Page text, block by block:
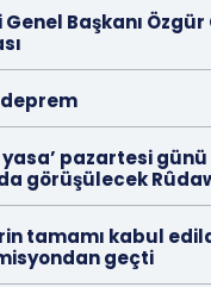
Başkanı Özgür
pazartesi günü
görüşülecek
tamamı kabul
geçti